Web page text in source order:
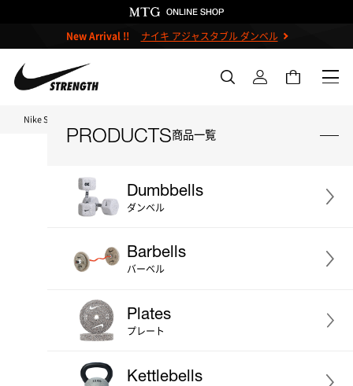
New Arrival !! ナイキ アジャスタブル ダンベル
＃バーベル ＃プレート
＃プライオボックス
PRODUCTS商品一覧
Dumbbells
ダンベル
Barbells
バーベル
Plates
プレート
Kettlebells
Nike Strength TOP